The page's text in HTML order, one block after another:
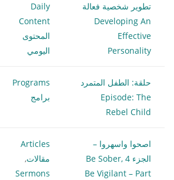
تطوير شخصية فعالة
Developing An
Effective
Personality
Daily
Content
المحتوى
اليومي
حلقة: الطفل المتمرد
Episode: The
Rebel Child
Programs
برامج
اصحوا واسهروا –
الجزء 4 Be Sober,
Be Vigilant – Part
Articles
مقالات,
Sermons